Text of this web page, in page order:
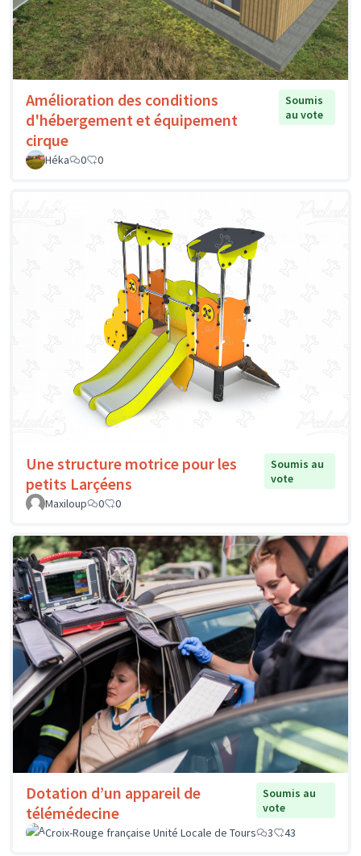
Amélioration des conditions
d'hébergement et équipement
cirque
Soumis
au vote
Héka 0 0
Une structure motrice pour les
petits Larçéens
Soumis au
vote
Maxiloup
0 0
Dotation d’un appareil de
télémédecine
Soumis au
vote
Croix-Rouge française Unité Locale de Tours
3 43